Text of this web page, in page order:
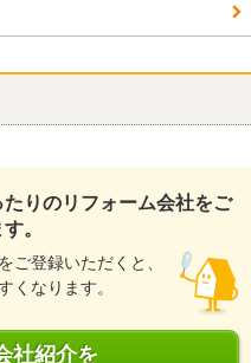
りのリフォーム会社をご
。
ご登録いただくと、
くなります。
社紹介を